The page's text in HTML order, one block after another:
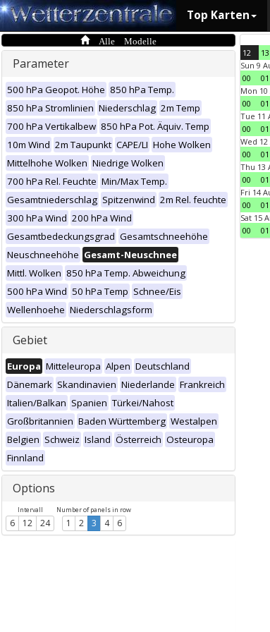
Top Karten
Alle Modelle
Parameter
500 hPa Geopot. Höhe 850 hPa Temp.
850 hPa Stromlinien Niederschlag 2m Temp
700 hPa Vertikalbew 850 hPa Pot. Äquiv. Temp
10m Wind 2m Taupunkt CAPE/LI Hohe Wolken
Mittelhohe Wolken Niedrige Wolken
700 hPa Rel. Feuchte Min/Max Temp.
Gesamtniederschlag Spitzenwind 2m Rel. feuchte
300 hPa Wind 200 hPa Wind
Gesamtbedeckungsgrad Gesamtschneehöhe
Neuschneehöhe Gesamt-Neuschnee
Mittl. Wolken 850 hPa Temp. Abweichung
500 hPa Wind 50 hPa Temp Schnee/Eis
Wellenhoehe Niederschlagsform
Gebiet
Europa Mitteleuropa Alpen Deutschland
Dänemark Skandinavien Niederlande Frankreich
Italien/Balkan Spanien Türkei/Nahost
Großbritannien Baden Württemberg Westalpen
Belgien Schweiz Island Österreich Osteuropa
Finnland
Options
Intervall
6 12 24
Number of panels in row
1 2 3 4 6
12 13
Sun 9
00
01
Mon 10
00
01
Tue 11
00
01
Wed 12
00
01
Thu 13
00
01
Fri 14
00
01
Sat 15
00
01